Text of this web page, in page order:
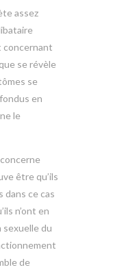
assez
se révèle
se
en
le
être qu’ils
dans ce cas
n’ont en
sexuelle du
de